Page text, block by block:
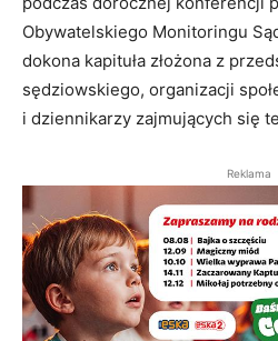
Obywatelskiego Monitoringu
dokona kapituła złożona z
sędziowskiego, organizacji
i dziennikarzy zajmujących się
Reklama